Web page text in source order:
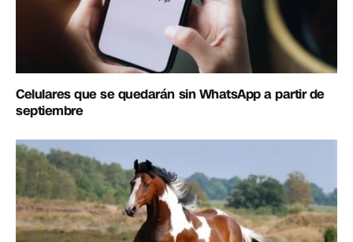
Celulares que se quedarán sin WhatsApp a partir de
septiembre